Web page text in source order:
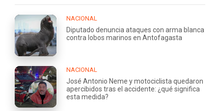
NACIONAL
Diputado denuncia ataques con arma blanca
contra lobos marinos en Antofagasta
NACIONAL
José Antonio Neme y motociclista quedaron
apercibidos tras el accidente: ¿qué significa
esta medida?